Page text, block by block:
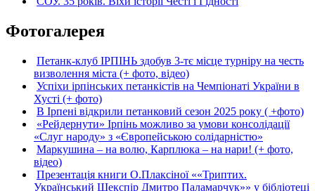
Фотогалерея
Петанк-клуб ІРПІНЬ здобув 3-тє місце турніру на честь
визволення міста (+ фото, відео)
Успіхи ірпінських петанкістів на Чемпіонаті України в
Хусті (+ фото)
В Ірпені відкрили петанковий сезон 2025 року ( +фото)
«Рейдернути» Ірпінь можливо за умови консолідації
«Слуг народу» з «Європейською солідарністю»
Маркушина – на волю, Карплюка – на нари! (+ фото,
відео)
Презентація книги О.Плаксіної ««Триптих.
Український Шекспір Дмитро Паламарчук»» у бібліотеці